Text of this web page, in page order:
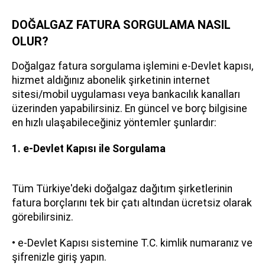
DOĞALGAZ FATURA SORGULAMA NASIL
OLUR?
Doğalgaz fatura sorgulama işlemini e-Devlet kapısı,
hizmet aldığınız abonelik şirketinin internet
sitesi/mobil uygulaması veya bankacılık kanalları
üzerinden yapabilirsiniz. En güncel ve borç bilgisine
en hızlı ulaşabileceğiniz yöntemler şunlardır:
1. e-Devlet Kapısı ile Sorgulama
Tüm Türkiye'deki doğalgaz dağıtım şirketlerinin
fatura borçlarını tek bir çatı altından ücretsiz olarak
görebilirsiniz.
• e-Devlet Kapısı sistemine T.C. kimlik numaranız ve
şifrenizle giriş yapın.